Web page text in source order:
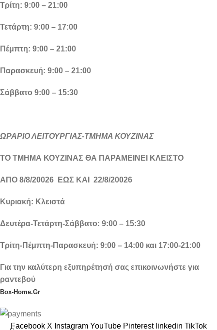
Τρίτη: 9:00 – 21:00
Τετάρτη: 9:00 – 17:00
Πέμπτη: 9:00 – 21:00
Παρασκευή: 9:00 – 21:00
Σάββατο 9:00 – 15:30
ΩΡΑΡΙΟ ΛΕΙΤΟΥΡΓΙΑΣ-ΤΜΗΜΑ ΚΟΥΖΙΝΑΣ
ΤΟ ΤΜΗΜΑ ΚΟΥΖΙΝΑΣ ΘΑ ΠΑΡΑΜΕΙΝΕΙ ΚΛΕΙΣΤΟ
ΑΠΟ 8/8/20026 ΕΩΣ ΚΑΙ 22/8/20026
Κυριακή: Κλειστά
Δευτέρα-Τετάρτη-Σάββατο: 9:00 – 15:30
Τρίτη-Πέμπτη-Παρασκευή: 9:00 – 14:00 και 17:00-21:00
Για την καλύτερη εξυπηρέτησή σας επικοινωνήστε για
ραντεβού
Box-Home.Gr
Facebook X Instagram YouTube Pinterest linkedin TikTok